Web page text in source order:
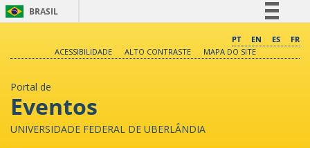
BRASIL
Comunica BR
PT EN ES
FR
ACESSIBILIDADE
ALTO CONTRASTE MAPA DO SITE
Portal de
Eventos
UNIVERSIDADE FEDERAL DE UBERLÂNDIA